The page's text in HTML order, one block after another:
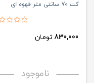
کت 70 سانتی متر قهوه ای
830,000 تومان
ناموجود